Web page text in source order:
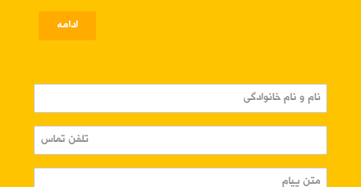
ادامه